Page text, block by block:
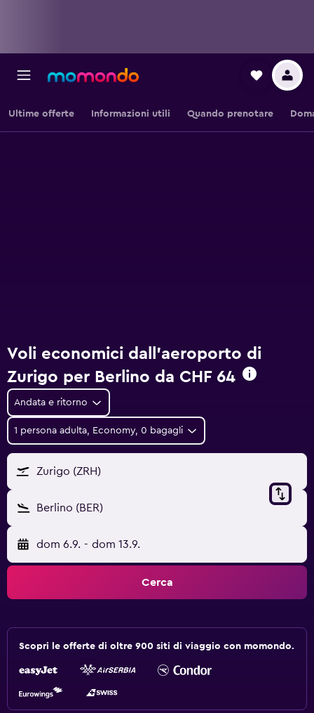
Ultime offerte Informazioni utili Quando prenotare
Voli economici dall'aeroporto di
Zurigo per Berlino da CHF 64
Andata e ritorno
1 persona adulta, Economy, 0 bagagli
Zurigo (ZRH)
Berlino (BER)
dom 6.9. - dom 13.9.
Cerca
Scopri le offerte di oltre 900 siti di viaggio con momondo.